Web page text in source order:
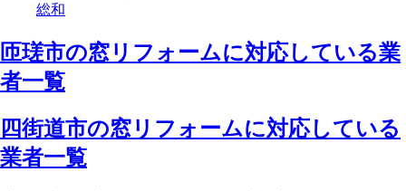
総和
匝瑳市の窓リフォームに対応している業
者一覧
四街道市の窓リフォームに対応している
業者一覧